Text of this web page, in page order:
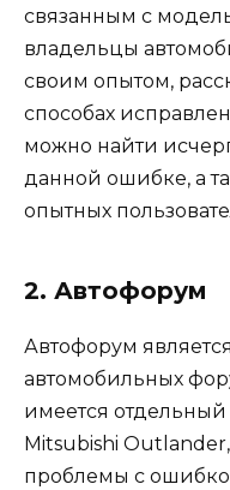
связанным с
владельцы
своим опытом,
способах
можно найти
данной ошибке, а
опытных
2. Автофорум
Автофорум
автомобильных
имеется
Mitsubishi
проблемы с